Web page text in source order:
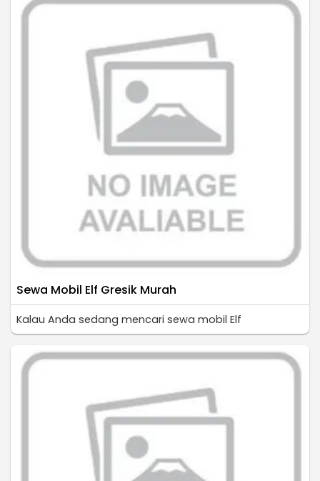
Sewa Mobil Elf Gresik Murah
Kalau Anda sedang mencari sewa mobil Elf